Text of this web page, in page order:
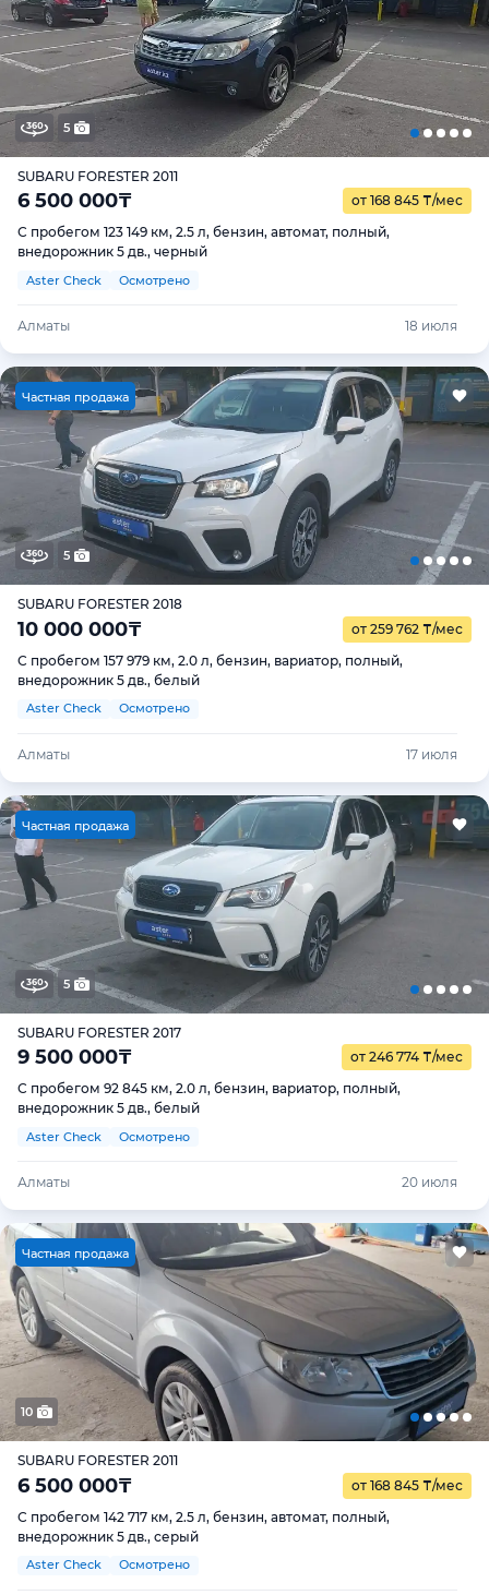
5
SUBARU FORESTER 2011
6 500 000₸ от 168 845 ₸/мес
С пробегом 123 149 км, 2.5 л, бензин, автомат, полный,
внедорожник 5 дв., черный
Aster Check Осмотрено
Алматы 18 июля
Частная продажа
5
SUBARU FORESTER 2018
10 000 000₸ от 259 762 ₸/мес
С пробегом 157 979 км, 2.0 л, бензин, вариатор, полный,
внедорожник 5 дв., белый
Aster Check Осмотрено
Алматы 17 июля
Частная продажа
5
SUBARU FORESTER 2017
9 500 000₸ от 246 774 ₸/мес
С пробегом 92 845 км, 2.0 л, бензин, вариатор, полный,
внедорожник 5 дв., белый
Aster Check Осмотрено
Алматы 20 июля
Частная продажа
10
SUBARU FORESTER 2011
6 500 000₸ от 168 845 ₸/мес
С пробегом 142 717 км, 2.5 л, бензин, автомат, полный,
внедорожник 5 дв., серый
Aster Check Осмотрено